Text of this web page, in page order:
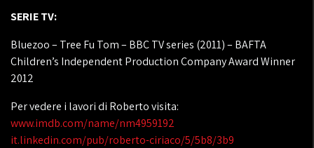
SERIE TV:
Bluezoo – Tree Fu Tom – BBC TV series (2011) – BAFTA
Children’s Independent Production Company Award Winner
2012
Per vedere i lavori di Roberto visita:
www.imdb.com/name/nm4959192
it.linkedin.com/pub/roberto-ciriaco/5/5b8/3b9